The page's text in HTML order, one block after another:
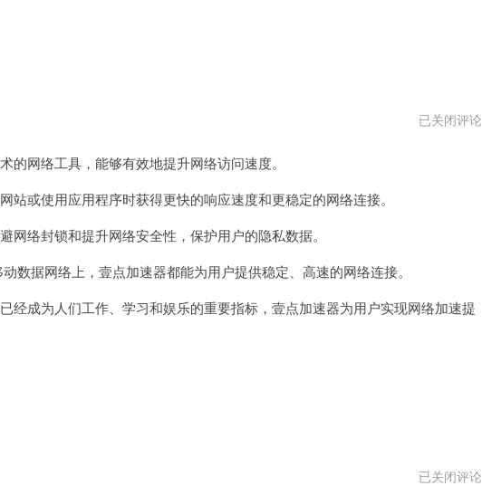
壹
已关闭评论
网络工具，能够有效地提升网络访问速度。
或使用应用程序时获得更快的响应速度和更稳定的网络连接。
络封锁和提升网络安全性，保护用户的隐私数据。
据网络上，壹点加速器都能为用户提供稳定、高速的网络连接。
成为人们工作、学习和娱乐的重要指标，壹点加速器为用户实现网络加速提
大
已关闭评论